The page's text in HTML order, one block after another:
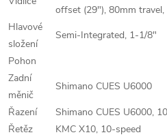
offset (29"), 80mm
Hlavové
složení
Semi-Integrated, 1-1/8"
Pohon
Zadní
měnič
Shimano CUES U6000
Řazení
Shimano CUES U6000,
Řetěz
KMC X10, 10-speed